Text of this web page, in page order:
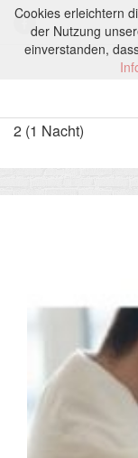
2 (1 Nacht)
Cookies erleichtern
der Nutzung
einverstanden,